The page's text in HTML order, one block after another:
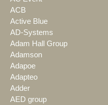
ACB
Active Blue
AD-Systems
Adam Hall Group
Adamson
Adapoe
Adapteo
Adder
AED group